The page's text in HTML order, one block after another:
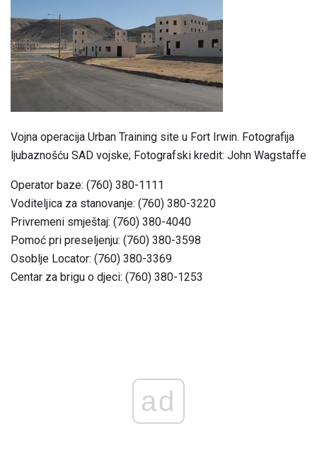
Vojna operacija Urban Training site u Fort Irwin. Fotografija
ljubaznošću SAD vojske; Fotografski kredit: John Wagstaffe
Operator baze: (760) 380-1111
Voditeljica za stanovanje: (760) 380-3220
Privremeni smještaj: (760) 380-4040
Pomoć pri preseljenju: (760) 380-3598
Osoblje Locator: (760) 380-3369
Centar za brigu o djeci: (760) 380-1253
ad